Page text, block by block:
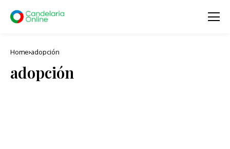
Home adopción
adopción